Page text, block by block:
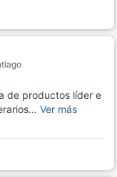
de productos líder e
Ver más